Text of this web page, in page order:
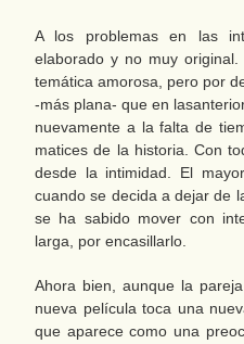
A los problemas en las
elaborado y no muy
temática amorosa, pero por
-más plana- que en
nuevamente a la falta de
matices de la historia. Con
desde la intimidad. El
cuando se decida a dejar de
se ha sabido mover con
larga, por encasillarlo.
Ahora bien, aunque la
nueva película toca una
que aparece como una